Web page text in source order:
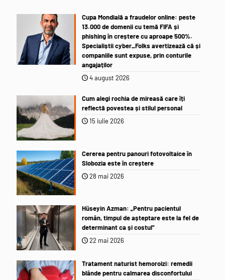
Cupa Mondială a fraudelor online: peste
13.000 de domenii cu temă FIFA și
phishing în creștere cu aproape 500%.
Specialiștii cyber_Folks avertizează că și
companiile sunt expuse, prin conturile
angajaților
4 august 2026
Cum alegi rochia de mireasă care îți
reflectă povestea și stilul personal
15 iulie 2026
Cererea pentru panouri fotovoltaice în
Slobozia este în creștere
28 mai 2026
Hüseyin Azman: „Pentru pacientul
român, timpul de așteptare este la fel de
determinant ca și costul”
22 mai 2026
Tratament naturist hemoroizi: remedii
blânde pentru calmarea disconfortului